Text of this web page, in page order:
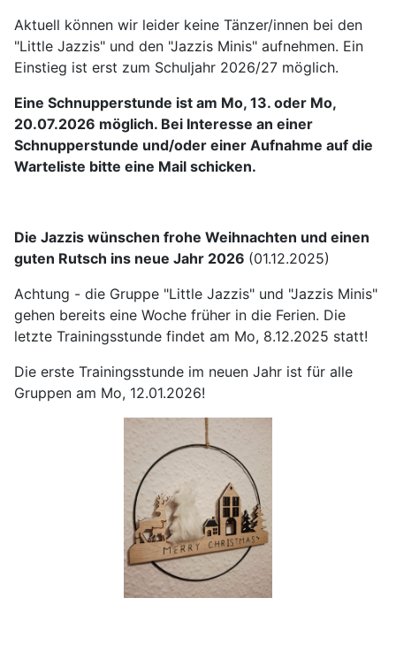
Aktuell können wir leider keine Tänzer/innen bei den
"Little Jazzis" und den "Jazzis Minis" aufnehmen. Ein
Einstieg ist erst zum Schuljahr 2026/27 möglich.
Eine Schnupperstunde ist am Mo, 13. oder Mo,
20.07.2026 möglich. Bei Interesse an einer
Schnupperstunde und/oder einer Aufnahme auf die
Warteliste bitte eine Mail schicken.
Die Jazzis wünschen frohe Weihnachten und einen
guten Rutsch ins neue Jahr 2026 (01.12.2025)
Achtung - die Gruppe "Little Jazzis" und "Jazzis Minis"
gehen bereits eine Woche früher in die Ferien. Die
letzte Trainingsstunde findet am Mo, 8.12.2025 statt!
Die erste Trainingsstunde im neuen Jahr ist für alle
Gruppen am Mo, 12.01.2026!